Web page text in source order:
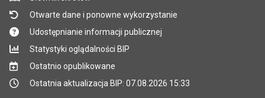
Otwarte dane i ponowne wykorzystanie
Udostępnianie informacji publicznej
Statystyki oglądalności BIP
Ostatnio opublikowane
Ostatnia aktualizacja BIP: 07.08.2026 15:33